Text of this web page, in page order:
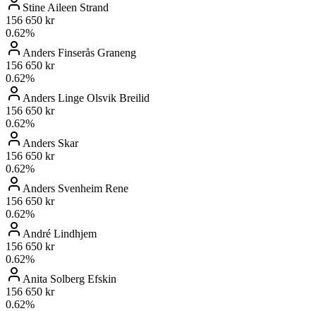
Stine Aileen Strand
156 650 kr
0.62%
Anders Finserås Graneng
156 650 kr
0.62%
Anders Linge Olsvik Breilid
156 650 kr
0.62%
Anders Skar
156 650 kr
0.62%
Anders Svenheim Rene
156 650 kr
0.62%
André Lindhjem
156 650 kr
0.62%
Anita Solberg Efskin
156 650 kr
0.62%